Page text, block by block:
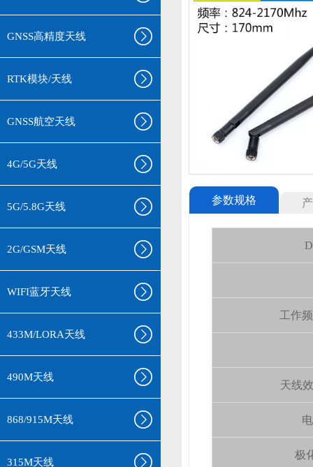
GNSS高精度天线
RTK模块/天线
GNSS航空天线
4G/5G天线
5G/5.8G天线
2G/GSM天线
WIFI蓝牙天线
433M/LORA天线
490M天线
868/915M天线
315M天线
参数规格
工作
天线
极